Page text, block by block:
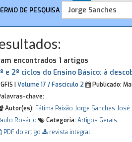
DE PESQUISA
encontrados 1 artigos
e 2º ciclos do Ensino Básico: à
| Volume 17 / Fascículo 2 Publicado:
chave:
Autor(es): Fátima Paixão Jorge Sanches José
Rosário
Categoria:Artigos Gerais
PDF do artigo
revista integral